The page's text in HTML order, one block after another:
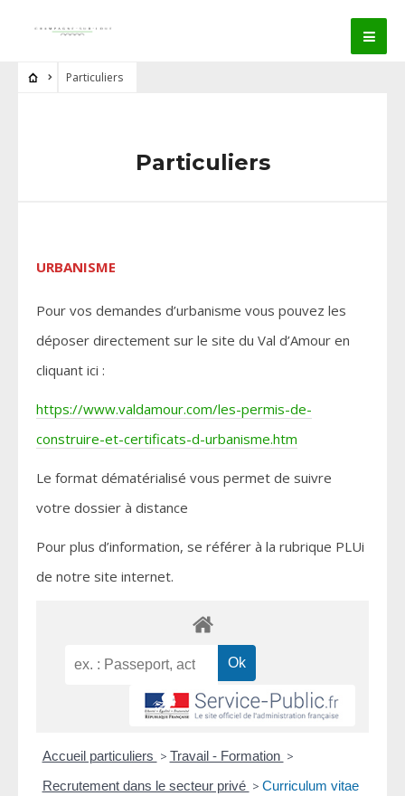
Particuliers
Particuliers
URBANISME
Pour vos demandes d’urbanisme vous pouvez les
déposer directement sur le site du Val d’Amour en
cliquant ici :
https://www.valdamour.com/les-permis-de-
construire-et-certificats-d-urbanisme.htm
Le format dématérialisé vous permet de suivre
votre dossier à distance
Pour plus d’information, se référer à la rubrique PLUi
de notre site internet.
Accueil particuliers > Travail - Formation >
Recrutement dans le secteur privé > Curriculum vitae